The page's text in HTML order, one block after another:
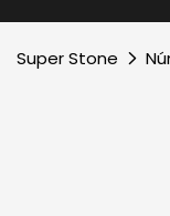
Super Stone